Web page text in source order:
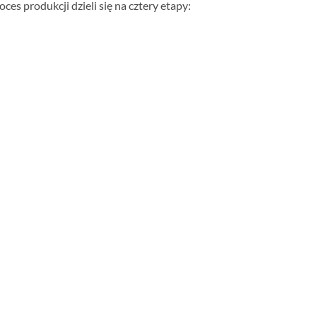
produkcji dzieli się na cztery etapy: